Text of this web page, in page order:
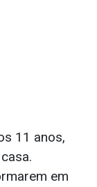
11 anos,
em